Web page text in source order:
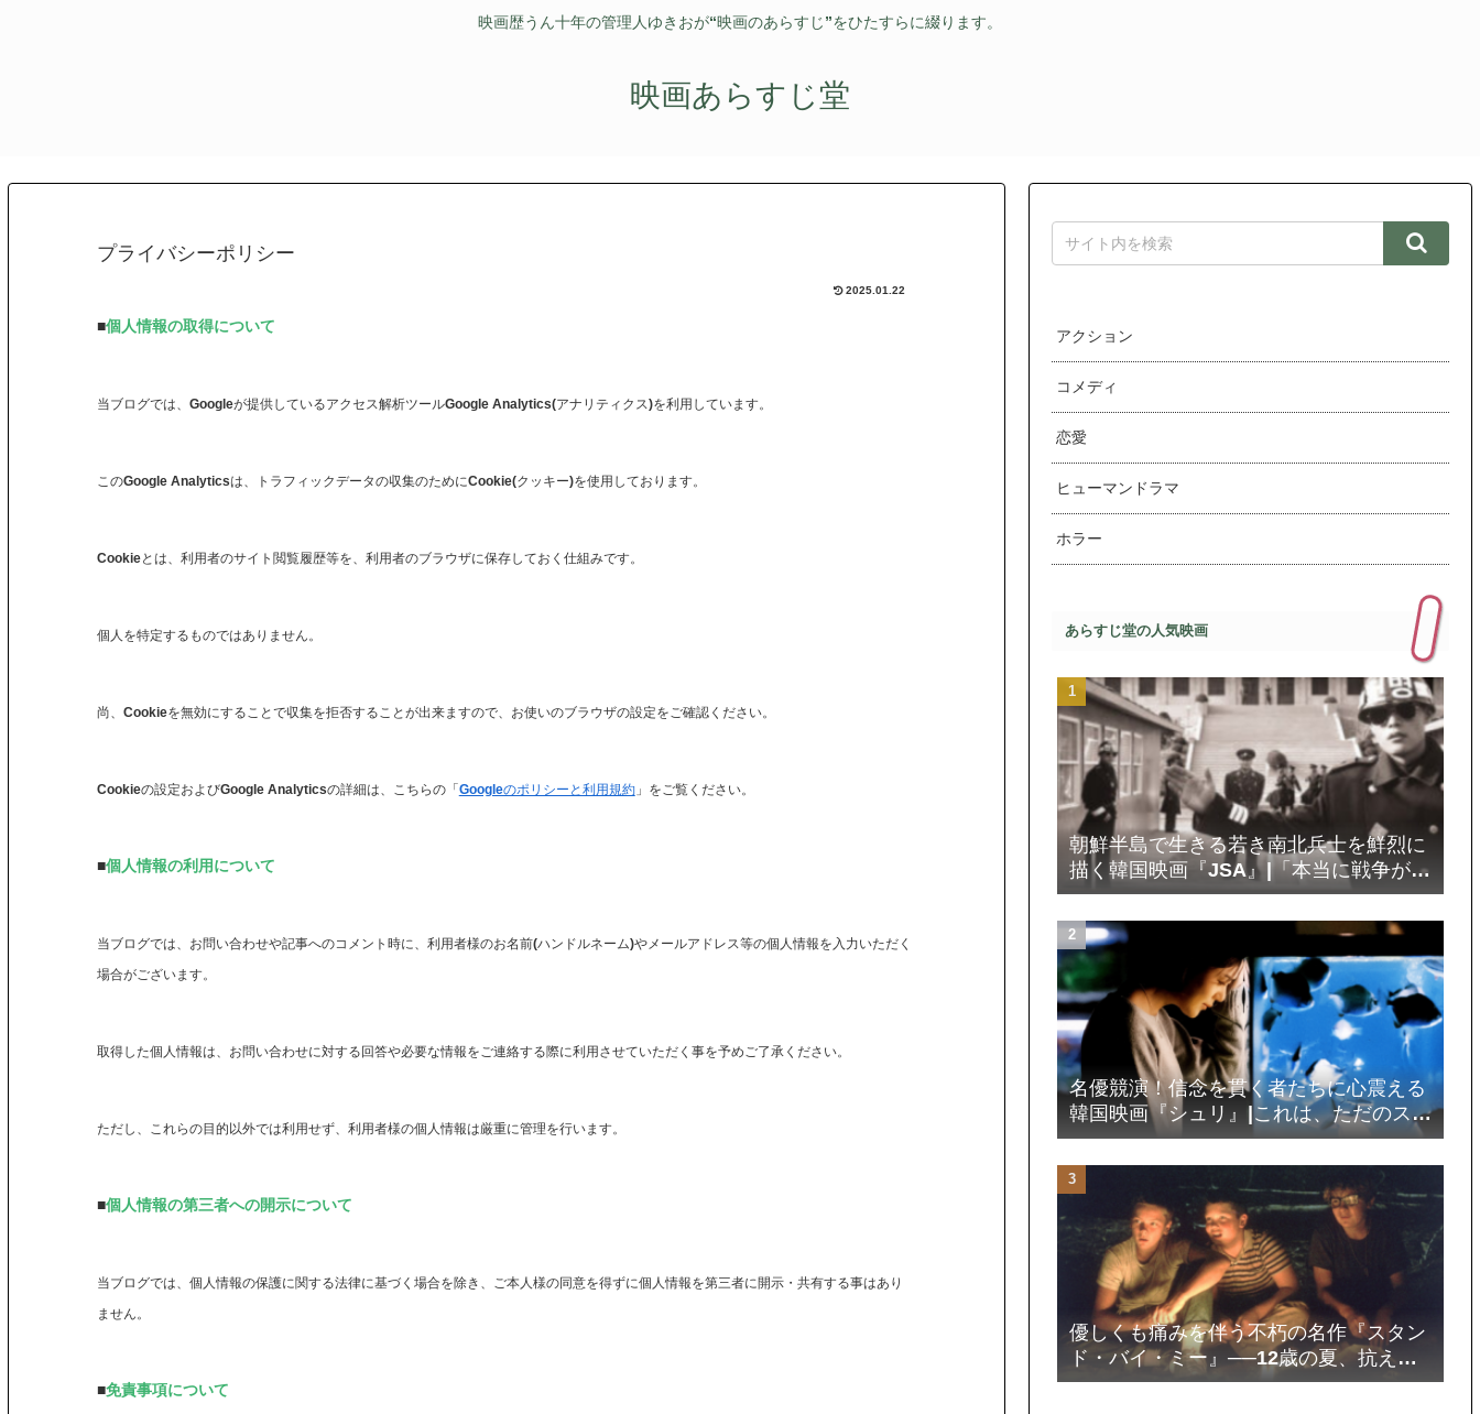
映画歴うん十年の管理人ゆきおが“映画のあらすじ”をひたすらに綴ります。
映画あらすじ堂
プライバシーポリシー
2025.01.22
■個人情報の取得について
当ブログでは、Googleが提供しているアクセス解析ツールGoogle Analytics(アナリティクス)を利用しています。
このGoogle Analyticsは、トラフィックデータの収集のためにCookie(クッキー)を使用しております。
Cookieとは、利用者のサイト閲覧履歴等を、利用者のブラウザに保存しておく仕組みです。
個人を特定するものではありません。
尚、Cookieを無効にすることで収集を拒否することが出来ますので、お使いのブラウザの設定をご確認ください。
Cookieの設定およびGoogle Analyticsの詳細は、こちらの「Googleのポリシーと利用規約」をご覧ください。
■個人情報の利用について
当ブログでは、お問い合わせや記事へのコメント時に、利用者様のお名前(ハンドルネーム)やメールアドレス等の個人情報を入力いただく
場合がございます。
取得した個人情報は、お問い合わせに対する回答や必要な情報をご連絡する際に利用させていただく事を予めご了承ください。
ただし、これらの目的以外では利用せず、利用者様の個人情報は厳重に管理を行います。
■個人情報の第三者への開示について
当ブログでは、個人情報の保護に関する法律に基づく場合を除き、ご本人様の同意を得ずに個人情報を第三者に開示・共有する事はあり
ません。
■免責事項について
アクション
コメディ
恋愛
ヒューマンドラマ
ホラー
あらすじ堂の人気映画
朝鮮半島で生きる若き南北兵士を鮮烈に
描く韓国映画『JSA』|「本当に戦争が起
きたら、俺たち4人も…」別れを惜しむ
夜、銃声が鳴り響いた
名優競演！信念を貫く者たちに心震える
韓国映画『シュリ』|これは、ただのスパ
イ・アクションじゃない！
優しくも痛みを伴う不朽の名作『スタン
ド・バイ・ミー』──12歳の夏、抗えな
い存在がのしかかる僕の心を救ってくれ